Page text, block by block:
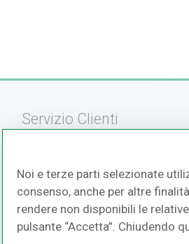
Servizio Clienti
Modalità di Pagamento
Modalità di Spedizione
Resi e Recessi
Noi e terze parti selezionate
consenso, anche per altre
rendere non disponibili le
pulsante “Accetta”. Chiudendo